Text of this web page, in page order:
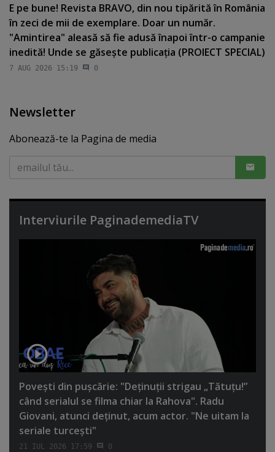
E pe bune! Revista BRAVO, din nou tipărită în România
în zeci de mii de exemplare. Doar un număr.
"Amintirea" aleasă să fie adusă înapoi într-o campanie
inedită! Unde se găseşte publicaţia (PROIECT SPECIAL)
7 AUG 2026 15:19 0
Newsletter
Abonează-te la Pagina de media
Interviurile PaginademediaTV
Poveşti din puşcărie: "Deţinuţii strigau „Tătuţu!”
când serialul se filma chiar la Rahova". Radu
Giovani, atunci deţinut, acum actor. "Ne uitam la
seriale turceşti"
21 IUL 2026 17:59 0